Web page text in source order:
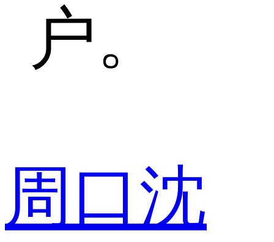
户。
周口沈